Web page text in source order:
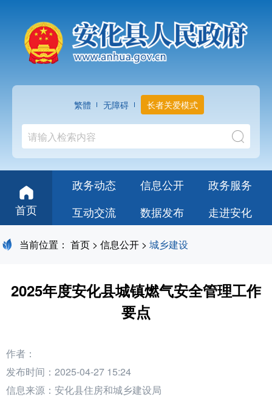
繁體 无障碍 长者关爱模式
首页
政务动态 信息公开
政务服务
互动交流
数据发布 走进安化
当前位置： 首页 > 信息公开 > 城乡建设
2025年度安化县城镇燃气安全管理工作
要点
作者：
发布时间：2025-04-27 15:24
信息来源：安化县住房和城乡建设局